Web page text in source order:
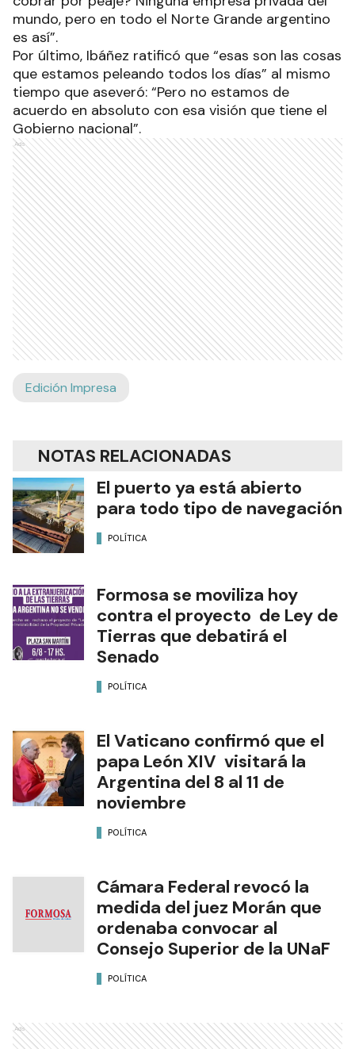
mundo, pero en todo el Norte Grande argentino
es así”.
Por último, Ibáñez ratificó que “esas son las cosas
que estamos peleando todos los días” al mismo
tiempo que aseveró: “Pero no estamos de
acuerdo en absoluto con esa visión que tiene el
Gobierno nacional”.
Ads
Edición Impresa
NOTAS RELACIONADAS
El puerto ya está abierto
para todo tipo de navegación
POLÍTICA
Formosa se moviliza hoy
contra el proyecto de Ley de
Tierras que debatirá el
Senado
POLÍTICA
El Vaticano confirmó que el
papa León XIV visitará la
Argentina del 8 al 11 de
noviembre
POLÍTICA
Cámara Federal revocó la
medida del juez Morán que
ordenaba convocar al
Consejo Superior de la UNaF
POLÍTICA
Ads